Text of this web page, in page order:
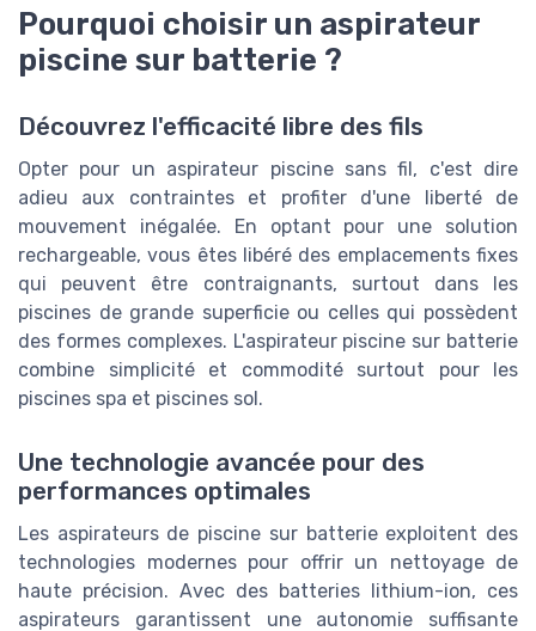
Pourquoi choisir un aspirateur
piscine sur batterie ?
Découvrez l'efficacité libre des fils
Opter pour un aspirateur piscine sans fil, c'est dire
adieu aux contraintes et profiter d'une liberté de
mouvement inégalée. En optant pour une solution
rechargeable, vous êtes libéré des emplacements fixes
qui peuvent être contraignants, surtout dans les
piscines de grande superficie ou celles qui possèdent
des formes complexes. L'aspirateur piscine sur batterie
combine simplicité et commodité surtout pour les
piscines spa et piscines sol.
Une technologie avancée pour des
performances optimales
Les aspirateurs de piscine sur batterie exploitent des
technologies modernes pour offrir un nettoyage de
haute précision. Avec des batteries lithium-ion, ces
aspirateurs garantissent une autonomie suffisante